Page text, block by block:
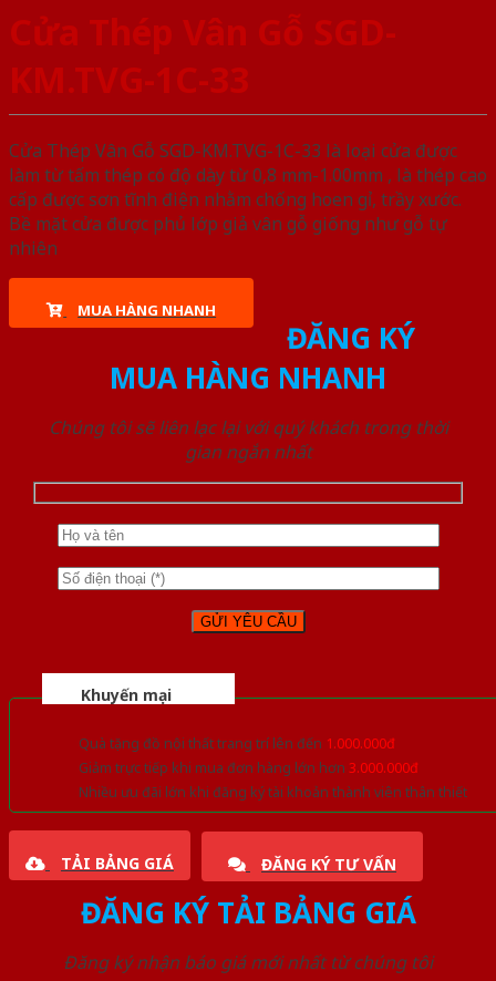
Cửa Thép Vân Gỗ SGD-
KM.TVG-1C-33
Cửa Thép Vân Gỗ SGD-KM.TVG-1C-33 là loại cửa được
làm từ tấm thép có độ dày từ 0,8 mm-1.00mm , là thép cao
cấp được sơn tĩnh điện nhằm chống hoen gỉ, trầy xước.
Bề mặt cửa được phủ lớp giả vân gỗ giống như gỗ tự
nhiên
MUA HÀNG NHANH
ĐĂNG KÝ
MUA HÀNG NHANH
Chúng tôi sẽ liên lạc lại với quý khách trong thời
gian ngắn nhất
Khuyến mại
Quà tặng đồ nội thất trang trí lên đến 1.000.000đ
Giảm trực tiếp khi mua đơn hàng lớn hơn 3.000.000đ
Nhiều ưu đãi lớn khi đăng ký tài khoản thành viên thân thiết
TẢI BẢNG GIÁ ĐĂNG KÝ TƯ VẤN
ĐĂNG KÝ TẢI BẢNG GIÁ
Đăng ký nhận báo giá mới nhất từ chúng tôi